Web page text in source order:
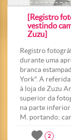
[Registro
vestindo
Zuzu]
Registro
durante uma
branca
York". A
à loja de Zuzu
superior da
na parte inferior
M. portando;
2